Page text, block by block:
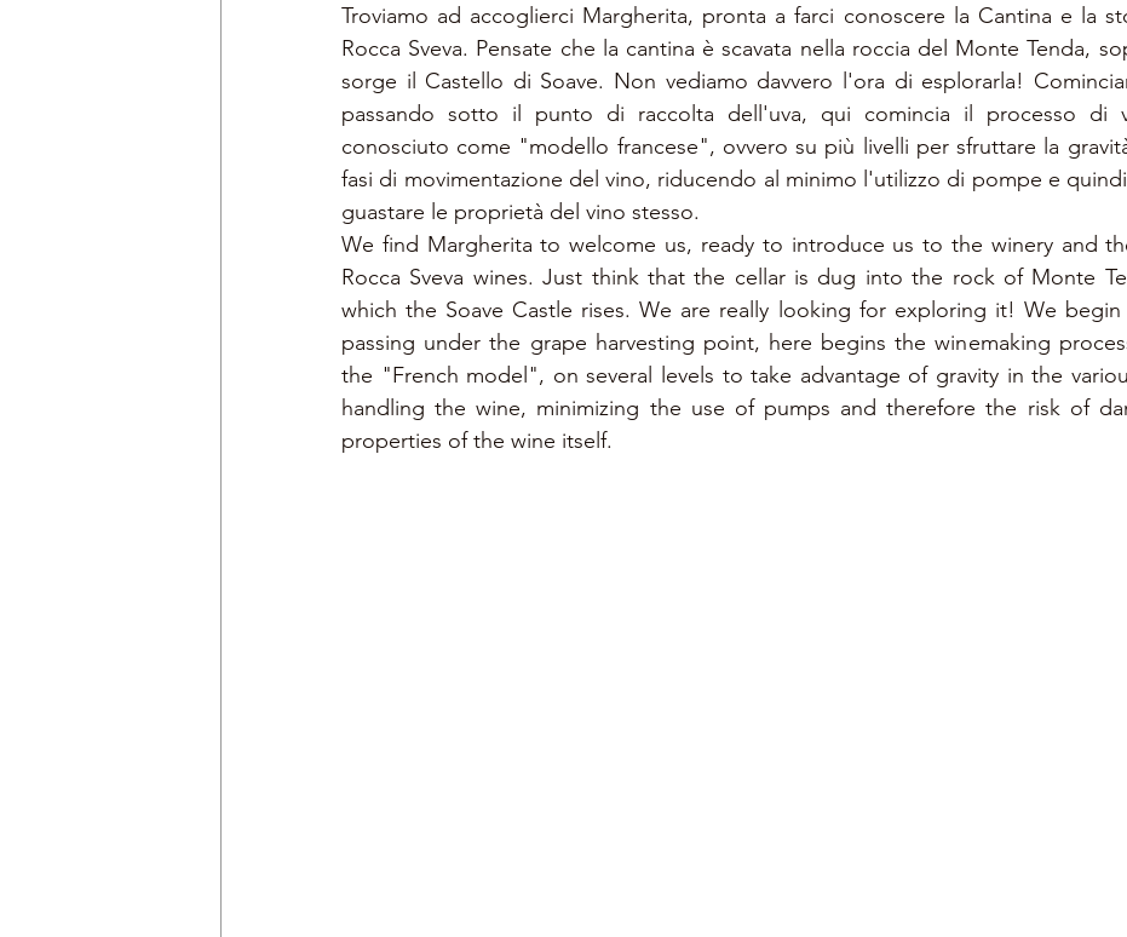
Troviamo ad accoglierci Margherita, pronta a farci conoscere la Cantina e la
Rocca Sveva. Pensate che la cantina è scavata nella roccia del Monte Tenda,
sorge il Castello di Soave. Non vediamo davvero l'ora di esplorarla!
passando sotto il punto di raccolta dell'uva, qui comincia il processo di
conosciuto come "modello francese", ovvero su più livelli per sfruttare la
fasi di movimentazione del vino, riducendo al minimo l'utilizzo di pompe e
guastare le proprietà del vino stesso.
We find Margherita to welcome us, ready to introduce us to the winery and
Rocca Sveva wines. Just think that the cellar is dug into the rock of Monte
which the Soave Castle rises. We are really looking for exploring it! We
passing under the grape harvesting point, here begins the winemaking
the "French model", on several levels to take advantage of gravity in the
handling the wine, minimizing the use of pumps and therefore the risk of
properties of the wine itself.